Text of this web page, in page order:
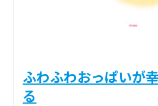
ふわふわおっぱいが
る